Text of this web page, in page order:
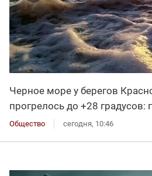
Черное море у берегов
прогрелось до +28 градусов:
Общество сегодня, 10:46